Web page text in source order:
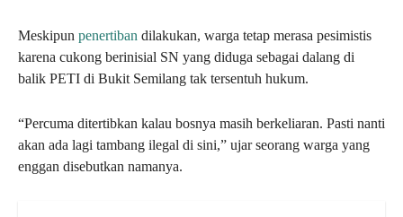
Meskipun penertiban dilakukan, warga tetap merasa pesimistis
karena cukong berinisial SN yang diduga sebagai dalang di
balik PETI di Bukit Semilang tak tersentuh hukum.
“Percuma ditertibkan kalau bosnya masih berkeliaran. Pasti nanti
akan ada lagi tambang ilegal di sini,” ujar seorang warga yang
enggan disebutkan namanya.